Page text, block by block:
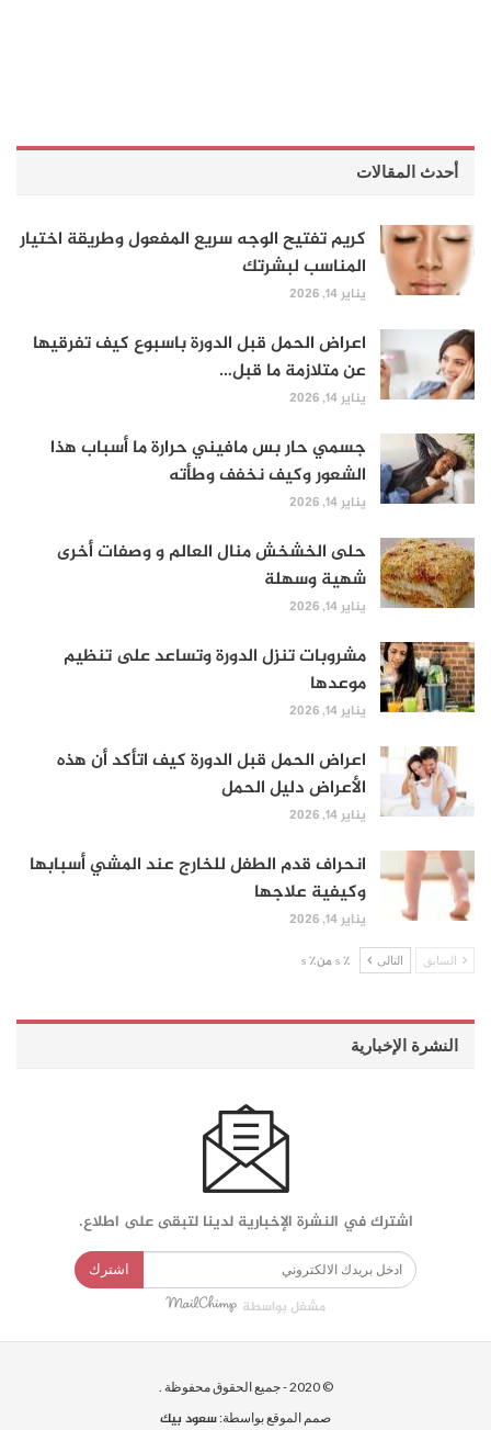
أحدث المقالات
كريم تفتيح الوجه سريع المفعول وطريقة اختيار
المناسب لبشرتك
يناير 14, 2026
اعراض الحمل قبل الدورة باسبوع كيف تفرقيها
عن متلازمة ما قبل…
يناير 14, 2026
جسمي حار بس مافيني حرارة ما أسباب هذا
الشعور وكيف نخفف وطأته
يناير 14, 2026
حلى الخشخش منال العالم و وصفات أخرى
شهية وسهلة
يناير 14, 2026
مشروبات تنزل الدورة وتساعد على تنظيم
موعدها
يناير 14, 2026
اعراض الحمل قبل الدورة كيف اتأكد أن هذه
الأعراض دليل الحمل
يناير 14, 2026
انحراف قدم الطفل للخارج عند المشي أسبابها
وكيفية علاجها
يناير 14, 2026
السابق التالى ٪ s من٪ s
النشرة الإخبارية
اشترك في النشرة الإخبارية لدينا لتبقى على اطلاع.
اشترك
مشغل بواسطة
© 2020 - جميع الحقوق محفوظة .
صمم الموقع بواسطة:سعود بيك